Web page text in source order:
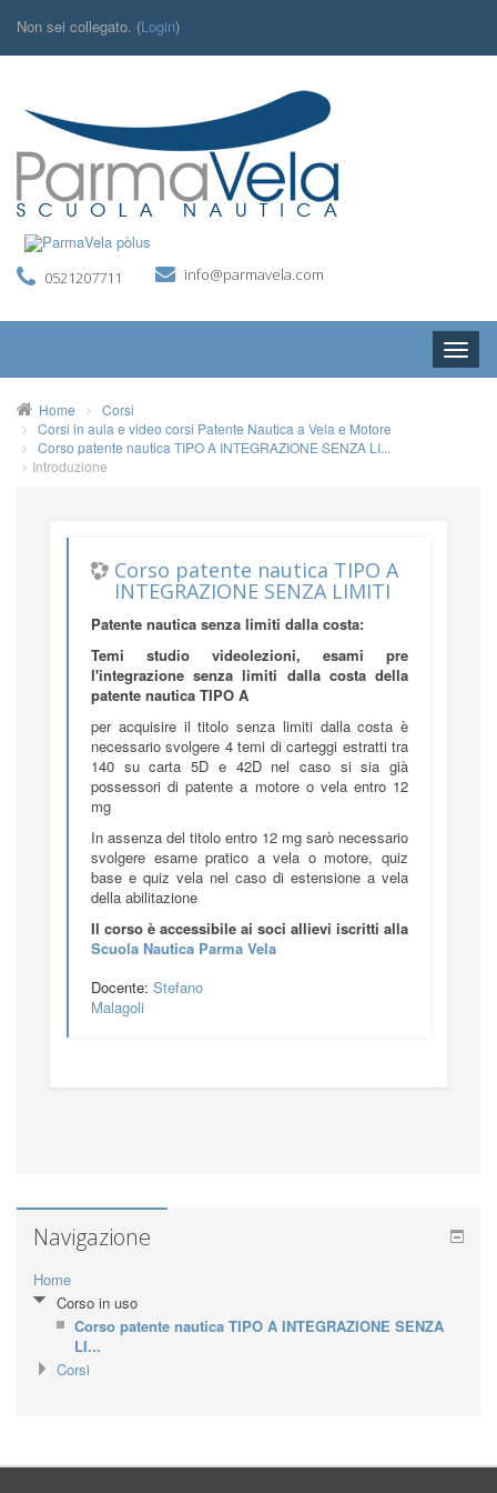
Non sei collegato. (Login)
0521207711 info@parmavela.com
Toggle
ITALIANO (IT)
Home
Corsi
Corsi in aula e video corsi Patente Nautica a Vela e Motore
Corso patente nautica TIPO A INTEGRAZIONE SENZA LI...
Introduzione
Corso patente nautica TIPO A
INTEGRAZIONE SENZA LIMITI
Patente nautica senza limiti dalla costa:
Temi studio videolezioni, esami pre
l'integrazione senza limiti dalla costa della
patente nautica TIPO A
per acquisire il titolo senza limiti dalla costa è
necessario svolgere 4 temi di carteggi estratti tra
140 su carta 5D e 42D nel caso si sia già
possessori di patente a motore o vela entro 12
mg
In assenza del titolo entro 12 mg sarò necessario
svolgere esame pratico a vela o motore, quiz
base e quiz vela nel caso di estensione a vela
della abilitazione
Il corso è accessibile ai soci allievi iscritti alla
Scuola Nautica Parma Vela
Docente: Stefano
Malagoli
Navigazione
Home
Corso in uso
Corso patente nautica TIPO A INTEGRAZIONE SENZA
LI...
Corsi